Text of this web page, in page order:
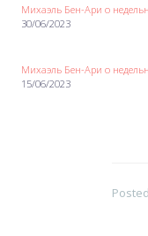
Михаэль Бен-Ари о
30/06/2023
Михаэль Бен-Ари о
15/06/2023